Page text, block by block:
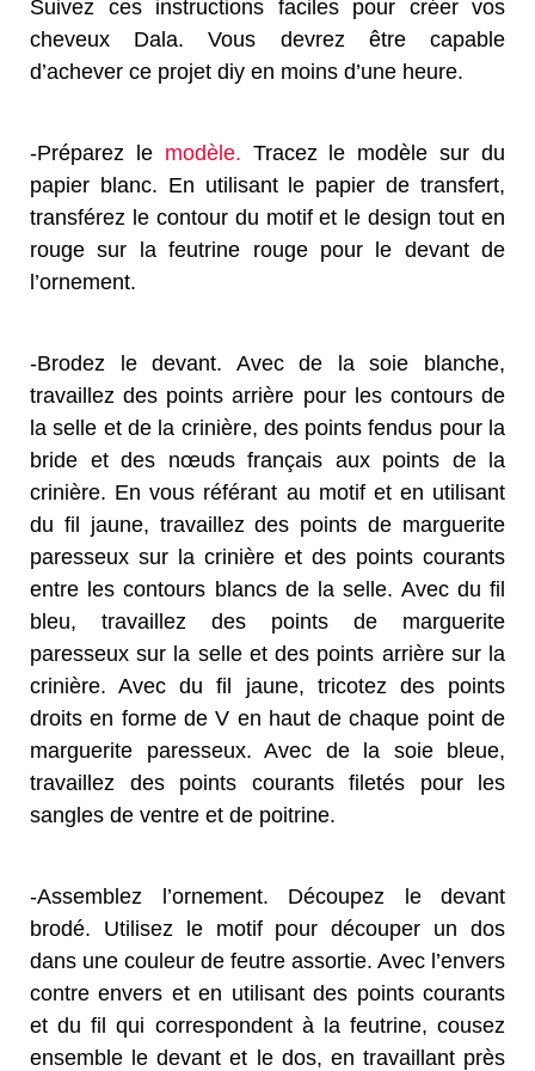
Suivez ces instructions faciles pour créer vos
cheveux Dala. Vous devrez être capable
d’achever ce projet diy en moins d’une heure.
-Préparez le modèle. Tracez le modèle sur du
papier blanc. En utilisant le papier de transfert,
transférez le contour du motif et le design tout en
rouge sur la feutrine rouge pour le devant de
l’ornement.
-Brodez le devant. Avec de la soie blanche,
travaillez des points arrière pour les contours de
la selle et de la crinière, des points fendus pour la
bride et des nœuds français aux points de la
crinière. En vous référant au motif et en utilisant
du fil jaune, travaillez des points de marguerite
paresseux sur la crinière et des points courants
entre les contours blancs de la selle. Avec du fil
bleu, travaillez des points de marguerite
paresseux sur la selle et des points arrière sur la
crinière. Avec du fil jaune, tricotez des points
droits en forme de V en haut de chaque point de
marguerite paresseux. Avec de la soie bleue,
travaillez des points courants filetés pour les
sangles de ventre et de poitrine.
-Assemblez l’ornement. Découpez le devant
brodé. Utilisez le motif pour découper un dos
dans une couleur de feutre assortie. Avec l’envers
contre envers et en utilisant des points courants
et du fil qui correspondent à la feutrine, cousez
ensemble le devant et le dos, en travaillant près